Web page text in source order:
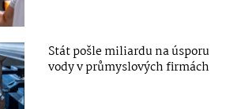
Stát pošle miliardu na úsporu
vody v průmyslových firmách